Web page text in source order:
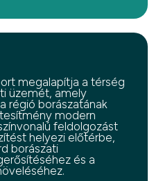
megalapítja a térség
üzemét, amely
régió borászatának
modern
feldolgozást
helyezi előtérbe,
borászati
és a